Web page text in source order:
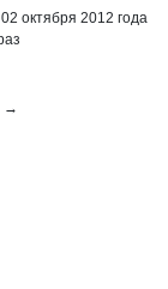
октября 2012 года
→